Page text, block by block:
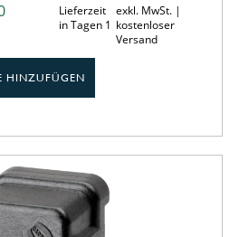
Lieferzeit
in Tagen 1
exkl. MwSt. |
kostenloser
Versand
HINZUFÜGEN